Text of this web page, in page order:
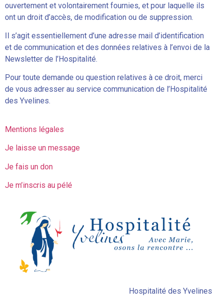
ouvertement et volontairement fournies, et pour laquelle ils
ont un droit d’accès, de modification ou de suppression.
Il s’agit essentiellement d’une adresse mail d’identification
et de communication et des données relatives à l’envoi de la
Newsletter de l’Hospitalité.
Pour toute demande ou question relatives à ce droit, merci
de vous adresser au service communication de l’Hospitalité
des Yvelines.
Mentions légales
Je laisse un message
Je fais un don
Je m’inscris au pélé
Hospitalité des Yvelines